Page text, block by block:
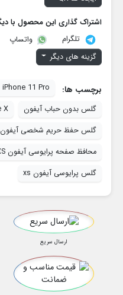
اشتراک گذاری این محصول با
تلگرام
واتساپ
گزینه های دیگر
برچسب ها:
11 Pro
گلس بدون حباب آیفون
X
گلس حفظ حریم شخصی آیفون
محافظ صفحه پرایوسی آیفون XS
گلس پرایوسی آیفون xs
ارسال سریع